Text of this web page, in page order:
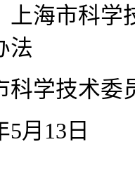
市科学
法
学技术委
13日